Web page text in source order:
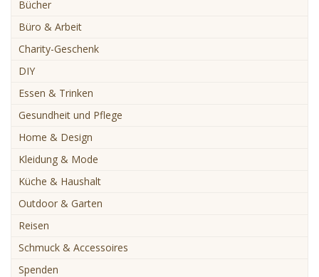
Bücher
Büro & Arbeit
Charity-Geschenk
DIY
Essen & Trinken
Gesundheit und Pflege
Home & Design
Kleidung & Mode
Küche & Haushalt
Outdoor & Garten
Reisen
Schmuck & Accessoires
Spenden